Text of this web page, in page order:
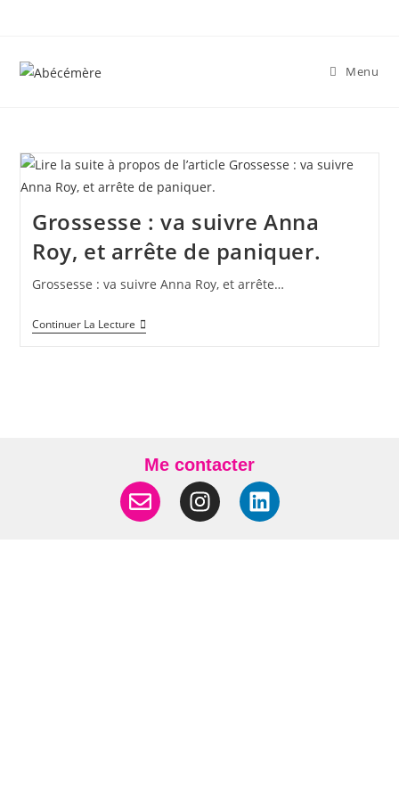
Menu
Grossesse : va suivre Anna
Roy, et arrête de paniquer.
Grossesse : va suivre Anna Roy, et arrête…
Continuer La Lecture
Me contacter